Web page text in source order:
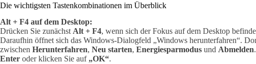
Die wichtigsten Tastenkombinationen im Überblick
Alt + F4 auf dem Desktop:
Drücken Sie zunächst Alt + F4, wenn sich der Fokus auf dem Desktop
Daraufhin öffnet sich das Windows-Dialogfeld „Windows herunterfahren“.
zwischen Herunterfahren, Neu starten, Energiesparmodus und Abmelden
Enter oder klicken Sie auf „OK“.